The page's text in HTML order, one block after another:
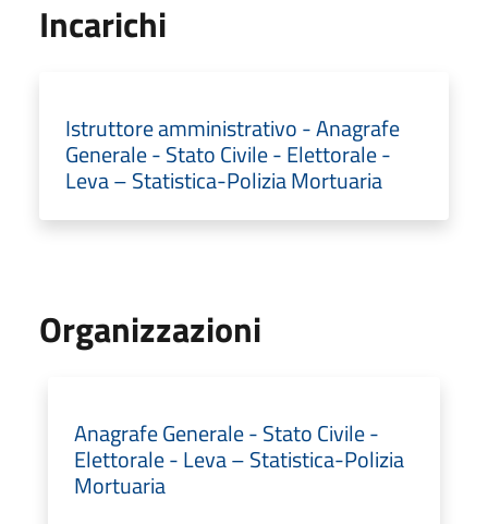
Incarichi
Istruttore amministrativo - Anagrafe
Generale - Stato Civile - Elettorale -
Leva – Statistica-Polizia Mortuaria
Organizzazioni
Anagrafe Generale - Stato Civile -
Elettorale - Leva – Statistica-Polizia
Mortuaria